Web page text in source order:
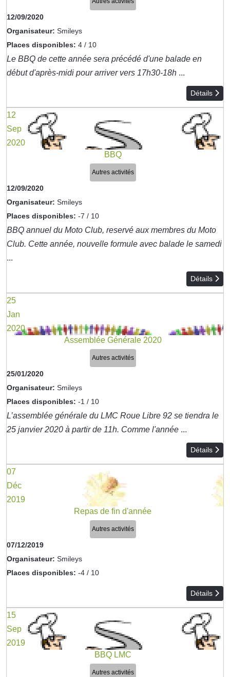
12/09/2020
Organisateur: Smileys
Places disponibles: 4 / 10
Le BBQ de cette année sera précédé d'une balade en
début d'après-midi pour arriver vers 17h30-18h ...
Détails
12
Sep
2020
BBQ
Autres activités
12/09/2020
Organisateur: Smileys
Places disponibles: -7 / 10
BBQ annuel du Moto Club, reservé aux membres du Moto
Club. Cette année, nouvelle formule avec balade le samedi
...
Détails
25
Jan
2020
Assemblée Générale 2020
Autres activités
25/01/2020
Organisateur: Smileys
Places disponibles: -1 / 10
L’assemblée générale du LMC Roue Libre 92 se tiendra le
25 janvier 2020 à partir de 11h. Comme l'année ...
Détails
07
Déc
2019
Repas de fin d'année
Autres activités
07/12/2019
Organisateur: Smileys
Places disponibles: -4 / 10
Détails
15
Sep
2019
BBQ LMC
Autres activités